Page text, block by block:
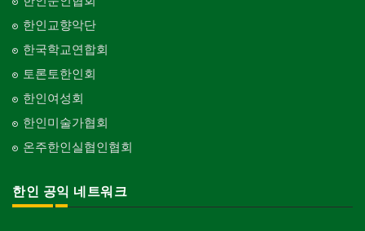
현금인출기
ATM
Art Gallery/Framing
행사/이벤트
Event
인벤토리
인터넷/소프트웨어 개발
Organization-Music/Art
Organization-Buddhist
Organization-Christianity
교회-장로교회
Church-Presbyterian
Church-United
한인교향악단
한국학교연합회
토론토한인회
한인여성회
한인미술가협회
온주한인실협인협회
한인 공익 네트워크